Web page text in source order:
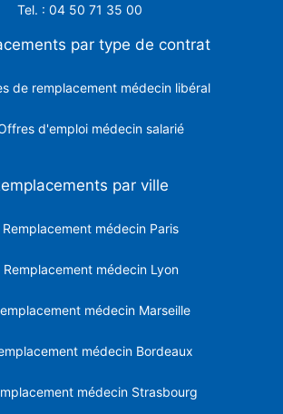
Tel. : 04 50 71 35 00
par type de contrat
de remplacement médecin libéral
d'emploi médecin salarié
par ville
Remplacement médecin Paris
Remplacement médecin Lyon
médecin Marseille
médecin Bordeaux
médecin Strasbourg